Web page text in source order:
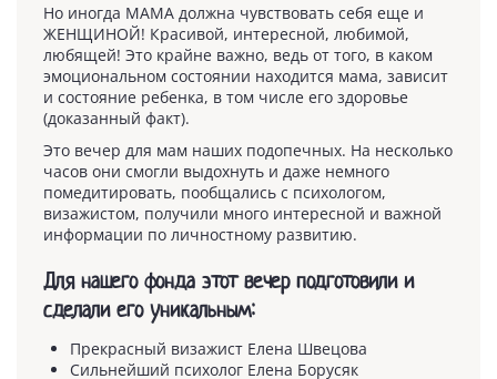
Но иногда МАМА должна чувствовать себя еще и
ЖЕНЩИНОЙ! Красивой, интересной, любимой,
любящей! Это крайне важно, ведь от того, в каком
эмоциональном состоянии находится мама, зависит
и состояние ребенка, в том числе его здоровье
(доказанный факт).
Это вечер для мам наших подопечных. На несколько
часов они смогли выдохнуть и даже немного
помедитировать, пообщались с психологом,
визажистом, получили много интересной и важной
информации по личностному развитию.
Для нашего фонда этот вечер подготовили и
сделали его уникальным:
Прекрасный визажист Елена Швецова
Сильнейший психолог Елена Борусяк